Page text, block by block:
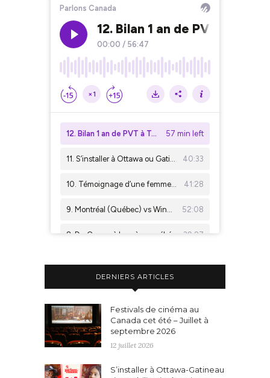
DERNIERS ARTICLES
Festivals de cinéma au
Canada cet été – Juillet à
septembre 2026
12 juillet 2026
S’installer à Ottawa-Gatineau